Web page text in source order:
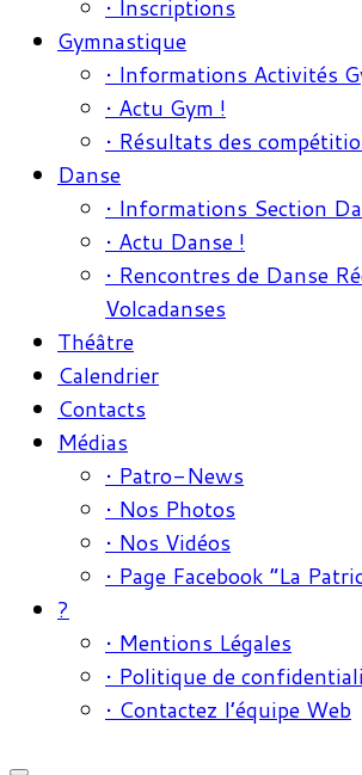
• Inscriptions
Gymnastique
• Informations Activités
• Actu Gym !
• Résultats des
Danse
• Informations Section
• Actu Danse !
• Rencontres de Danse
Volcadanses
Théâtre
Calendrier
Contacts
Médias
• Patro-News
• Nos Photos
• Nos Vidéos
• Page Facebook “La
?
• Mentions Légales
• Politique de
• Contactez l’équipe Web